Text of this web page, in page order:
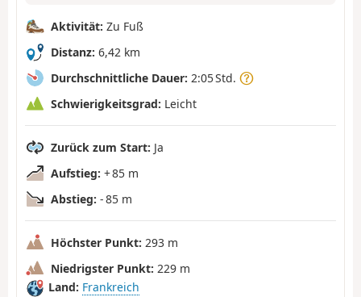
Aktivität: Zu Fuß
Distanz: 6,42 km
Durchschnittliche Dauer: 2:05 Std.
Schwierigkeitsgrad: Leicht
Zurück zum Start: Ja
Aufstieg: + 85 m
Abstieg: - 85 m
Höchster Punkt: 293 m
Niedrigster Punkt: 229 m
Land: Frankreich